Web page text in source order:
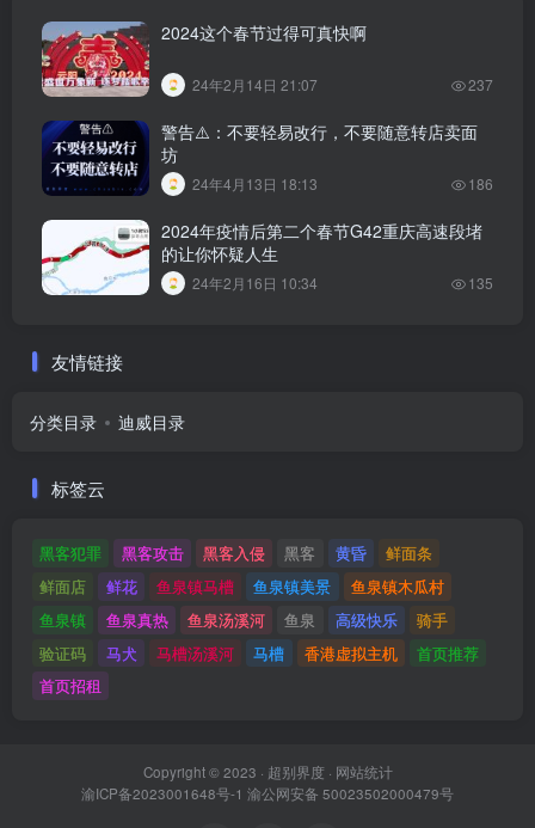
2024这个春节过得可真快啊
24年2月14日 21:07 237
警告⚠️：不要轻易改行，不要随意转店卖面
坊
24年4月13日 18:13 186
2024年疫情后第二个春节G42重庆高速段堵
的让你怀疑人生
24年2月16日 10:34 135
友情链接
分类目录 迪威目录
标签云
黑客犯罪 黑客攻击 黑客入侵 黑客 黄昏
鲜面条
鲜面店
鲜花 鱼泉镇马槽 鱼泉镇美景
鱼泉镇木瓜村
鱼泉镇
鱼泉真热 鱼泉汤溪河 鱼泉 高级快乐
骑手
验证码
马犬 马槽汤溪河 马槽 香港虚拟主机
首页推荐
首页招租
Copyright © 2023 · 超别界度· 网站统计
渝ICP备2023001648号-1 渝公网安备 50023502000479号